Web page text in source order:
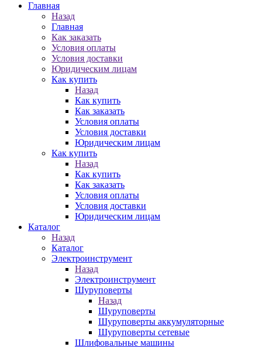
Главная
Назад
Главная
Как заказать
Условия оплаты
Условия доставки
Юридическим лицам
Как купить
Назад
Как купить
Как заказать
Условия оплаты
Условия доставки
Юридическим лицам
Как купить
Назад
Как купить
Как заказать
Условия оплаты
Условия доставки
Юридическим лицам
Каталог
Назад
Каталог
Электроинструмент
Назад
Электроинструмент
Шуруповерты
Назад
Шуруповерты
Шуруповерты аккумуляторные
Шуруповерты сетевые
Шлифовальные машины